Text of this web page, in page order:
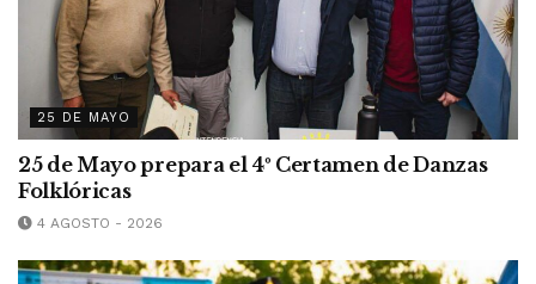
25 DE MAYO
25 de Mayo prepara el 4º Certamen de Danzas
Folklóricas
4 AGOSTO - 2026